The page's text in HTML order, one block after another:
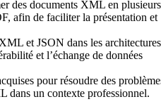
des documents XML en plusieurs
afin de faciliter la présentation et
et JSON dans les architectures
et l’échange de données
pour résoudre des
dans un contexte professionnel.